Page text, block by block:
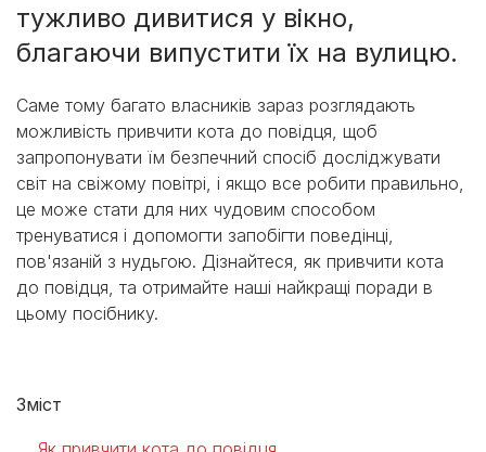
тужливо дивитися у вікно,
благаючи випустити їх на вулицю.
Саме тому багато власників зараз розглядають
можливість привчити кота до повідця, щоб
запропонувати їм безпечний спосіб досліджувати
світ на свіжому повітрі, і якщо все робити правильно,
це може стати для них чудовим способом
тренуватися і допомогти запобігти поведінці,
пов'язаній з нудьгою. Дізнайтеся, як привчити кота
до повідця, та отримайте наші найкращі поради в
цьому посібнику.
Зміст